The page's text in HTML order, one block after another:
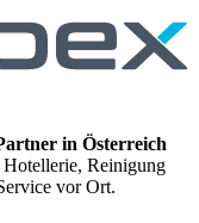
in Österreich
Reinigung
vor Ort.